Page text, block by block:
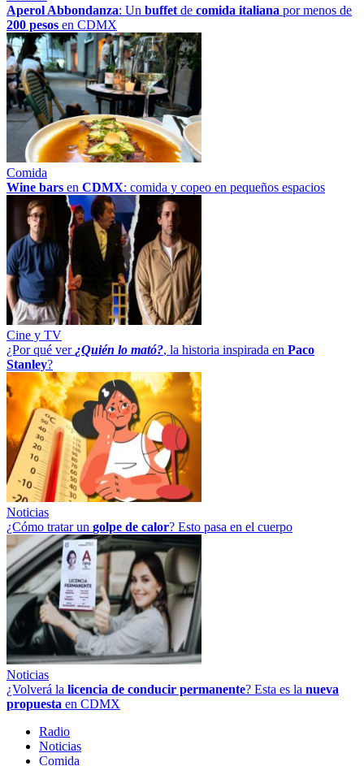
Aperol Abbondanza: Un buffet de comida italiana por menos de
200 pesos en CDMX
Comida
Wine bars en CDMX: comida y copeo en pequeños espacios
Cine y TV
¿Por qué ver ¿Quién lo mató?, la historia inspirada en Paco
Stanley?
Noticias
¿Cómo tratar un golpe de calor? Esto pasa en el cuerpo
Noticias
¿Volverá la licencia de conducir permanente? Esta es la nueva
propuesta en CDMX
Radio
Noticias
Comida